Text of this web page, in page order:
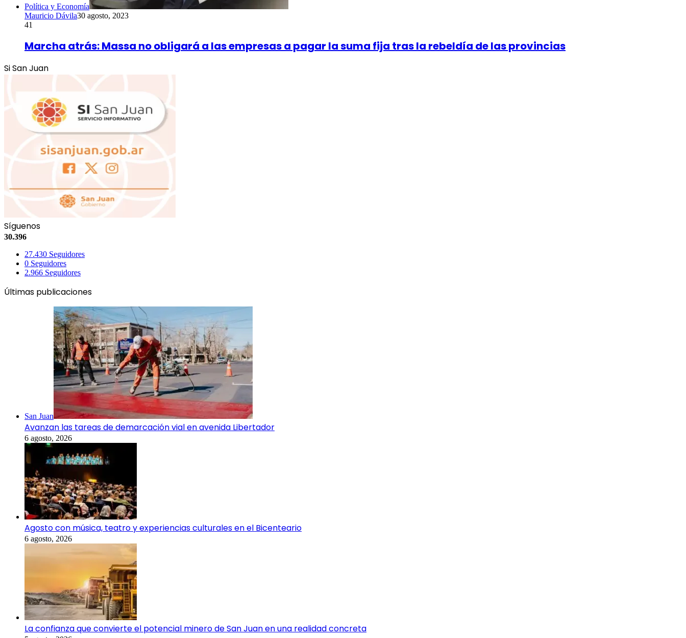
Política y Economía
Mauricio Dávila30 agosto, 2023
41
Marcha atrás: Massa no obligará a las empresas a pagar la suma fija tras la rebeldía de las provincias
Si San Juan
Síguenos
30.396
27.430 Seguidores
0 Seguidores
2.966 Seguidores
Últimas publicaciones
San Juan
Avanzan las tareas de demarcación vial en avenida Libertador
6 agosto, 2026
Agosto con música, teatro y experiencias culturales en el Bicenteario
6 agosto, 2026
La confianza que convierte el potencial minero de San Juan en una realidad concreta